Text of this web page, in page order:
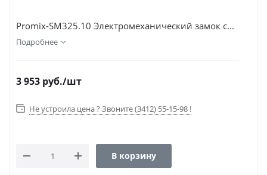
Promix-SM325.10 Электромеханический замок с...
Подробнее
3 953 руб./шт
Не устроила цена ? Звоните (3412) 55-15-98 !
В корзину